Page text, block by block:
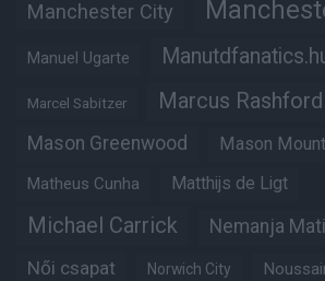
Manchester City
Manuel Ugarte
Marcel Sabitzer Marcus Rashford
Mason Greenwood Mason Mount
Matheus Cunha Matthijs de Ligt
Michael Carrick Nemanja
Női csapat Norwich City